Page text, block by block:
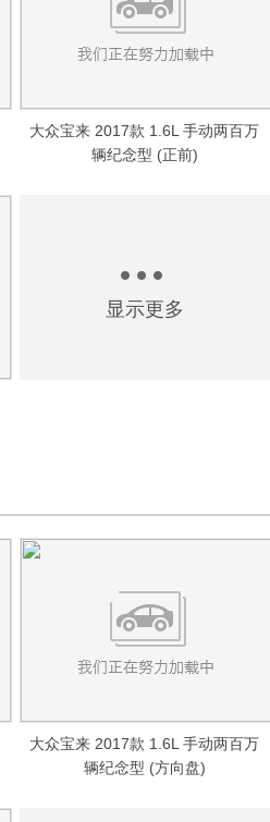
大众宝来 2017款 1.6L 手动两百万
辆纪念型 (正前)
显示更多
大众宝来 2017款 1.6L 手动两百万
辆纪念型 (方向盘)